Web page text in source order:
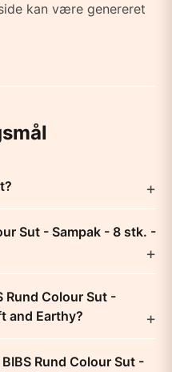
kan være genereret
Sut - Sampak - 8 stk. -
Rund Colour Sut -
and Earthy?
Rund Colour Sut -